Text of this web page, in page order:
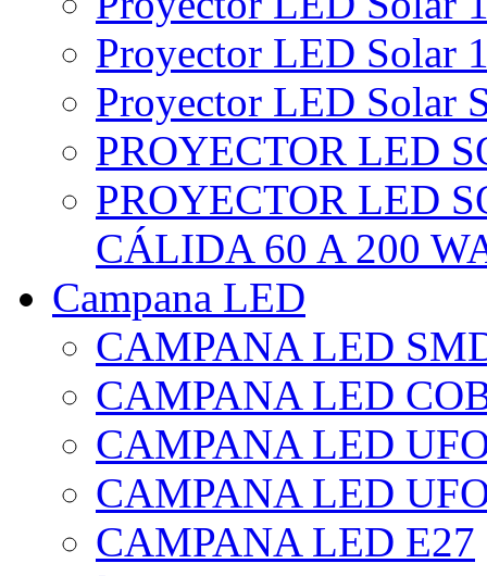
Proyector LED Solar
Proyector LED Solar
PROYECTOR LED
PROYECTOR LED
CÁLIDA 60 A 200
Campana LED
CAMPANA LED
CAMPANA LED
CAMPANA LED
CAMPANA LED
CAMPANA LED E27